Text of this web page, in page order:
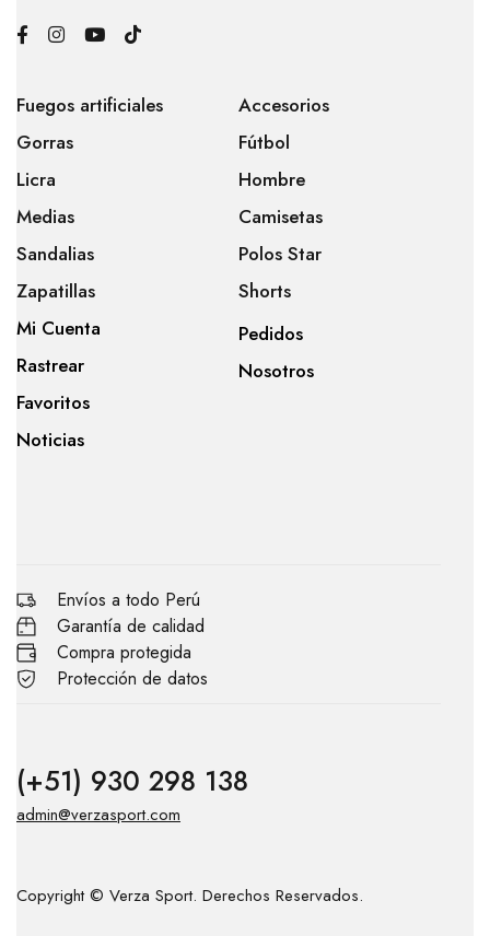
Fuegos artificiales
Gorras
Licra
Medias
Sandalias
Zapatillas
Accesorios
Fútbol
Hombre
Camisetas
Polos Star
Shorts
Mi Cuenta
Rastrear
Favoritos
Noticias
Pedidos
Nosotros
Envíos a todo Perú
Garantía de calidad
Compra protegida
Protección de datos
(+51) 930 298 138
admin@verzasport.com
Copyright © Verza Sport. Derechos Reservados.